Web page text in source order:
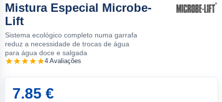
Mistura Especial Microbe-
Lift
Sistema ecológico completo numa garrafa
reduz a necessidade de trocas de água
para água doce e salgada
4 Avaliações
7.85 €